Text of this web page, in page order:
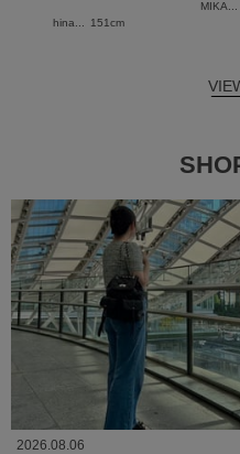
hina... 151cm
MIKA...
2026.08.06